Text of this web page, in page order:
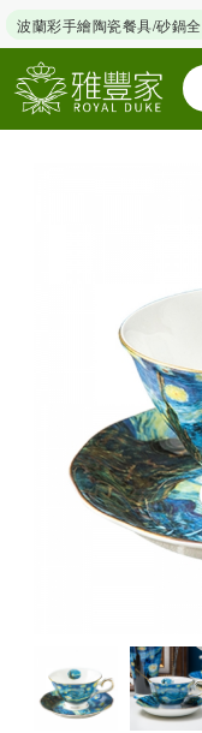
波蘭彩手繪陶瓷餐具/砂鍋全